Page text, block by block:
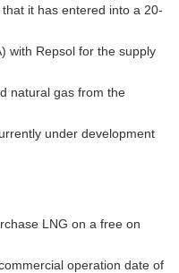
it has entered into a 20-
with Repsol for the supply
natural gas from the
under development
LNG on a free on
operation date of